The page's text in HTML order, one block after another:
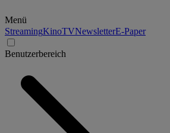
Menü
StreamingKinoTVNewsletterE-Paper
Benutzerbereich